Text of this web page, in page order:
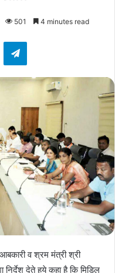
501 4 minutes read
व श्रम मंत्री श्री
देते हुये कहा है कि मिडिल